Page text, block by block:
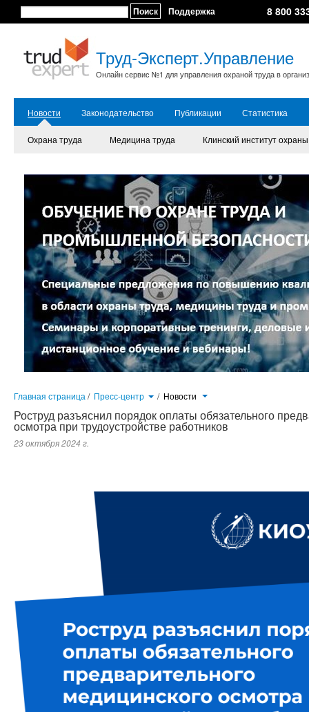
Поиск Поддержка 8 800
Труд-Эксперт.Управление
Онлайн сервис №1 для управления охраной труда в
Новости Законодательство Публикации Статистика
Охрана труда Медицина труда Клинский институт
Главная страница / Пресс-центр / Новости
Роструд разъяснил порядок оплаты обязательного
осмотра при трудоустройстве работников
23 октября 2024 г.